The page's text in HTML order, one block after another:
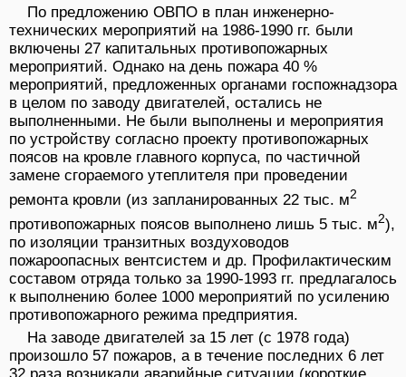
По предложению ОВПО в план инженерно-
технических мероприятий на 1986-1990 гг. были
включены 27 капитальных противопожарных
мероприятий. Однако на день пожара 40 %
мероприятий, предложенных органами госпожнадзора
в целом по заводу двигателей, остались не
выполненными. Не были выполнены и мероприятия
по устройству согласно проекту противопожарных
поясов на кровле главного корпуса, по частичной
замене сгораемого утеплителя при проведении
ремонта кровли (из запланированных 22 тыс. м2
противопожарных поясов выполнено лишь 5 тыс. м2),
по изоляции транзитных воздуховодов
пожароопасных вентсистем и др. Профилактическим
составом отряда только за 1990-1993 гг. предлагалось
к выполнению более 1000 мероприятий по усилению
противопожарного режима предприятия.
На заводе двигателей за 15 лет (с 1978 года)
произошло 57 пожаров, а в течение последних 6 лет
32 раза возникали аварийные ситуации (короткие